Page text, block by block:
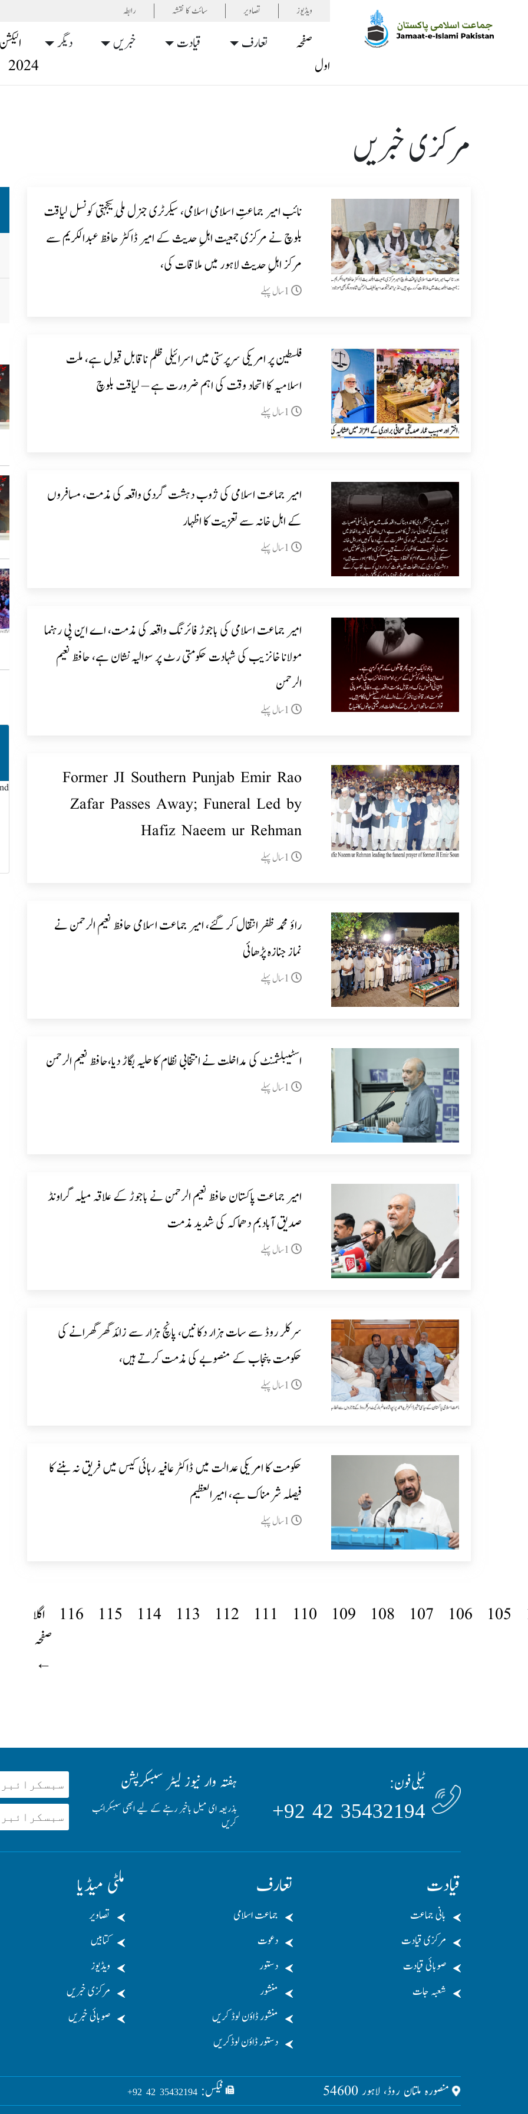
ویڈیوز تصاویر سائٹ کا نقشہ رابطہ
صفحہ
اول
تعارف قیادت خبریں دیگر
الیکشن
2024
مرکزی خبریں
نائب امیر جماعتِ اسلامی اسلامی، سیکرٹری جنرل مِلی یکجہتی کونسل لیاقت
بلوچ نے مرکزی جمعیت اہلِ حدیث کے امیر ڈاکٹر حافظ عبدالکریم سے
مرکز اہلِ حدیث لاہور میں ملاقات کی،
فلسطین پر امریکی سرپرستی میں اسرائیلی ظلم ناقابل قبول ہے، ملت
اسلامیہ کا اتحاد وقت کی اہم ضرورت ہے – لیاقت بلوچ
امیر جماعت اسلامی کی ژوب دہشت گردی واقعہ کی مذمت، مسافروں
کے اہل خانہ سے تعزیت کا اظہار
امیر جماعت اسلامی کی باجوڑ فائرنگ واقعہ کی مذمت، اے این پی رہنما
مولانا خانزیب کی شہادت حکومتی رٹ پر سوالیہ نشان ہے، حافظ نعیم
الرحمن
Former JI Southern Punjab Emir Rao
Zafar Passes Away; Funeral Led by
Hafiz Naeem ur Rehman
راؤ محمد ظفر انتقال کر گئے، امیر جماعت اسلامی حافظ نعیم الرحمن نے
نماز جنازہ پڑھائی
اسٹیبلشمنٹ کی مداخلت نے انتخابی نظام کا حلیہ بگاڑ دیا،حافظ نعیم الرحمن
امیر جماعت پاکستان حافظ نعیم الرحمن نے باجوڑ کے علاقہ میلہ گراونڈ
صدیق آبادبم دھماکہ کی شدید مذمت
سرکلر روڈ سے سات ہزار دکانیں، پانچ ہزار سے زائد گھر گھرانے کی
حکومت پنجاب کے منصوبے کی مذمت کرتے ہیں،
حکومت کا امریکی عدالت میں ڈاکٹر عافیہ رہائی کیس میں فریق نہ بننے کا
فیصلہ شرمناک ہے، امیرالعظیم
105
106
107
108
109
110
111
112
113
114
115
116
اگلا
صفحہ
←
ٹیلی فون:
35432194 42 92+
ہفتہ وار نیوز لیٹر سبسکرپشن
بذریعہ ای میل باخبر رہنے کے لیے ابھی سبسکرائب
کریں
قیادت
بانی جماعت
مرکزی قیادت
صوبائی قیادت
شعبہ جات
تعارف
جماعت اسلامی
دعوت
دستور
منشور
منشور ڈاؤن لوڈ کریں
دستور ڈاؤن لوڈکریں
ملٹی میڈیا
تصاویر
کتابیں
ویڈیوز
مرکزی خبریں
صوبائی خبریں
منصورہ ملتان روڈ، لاہور 54600 فیکس: 35432194 42 92+